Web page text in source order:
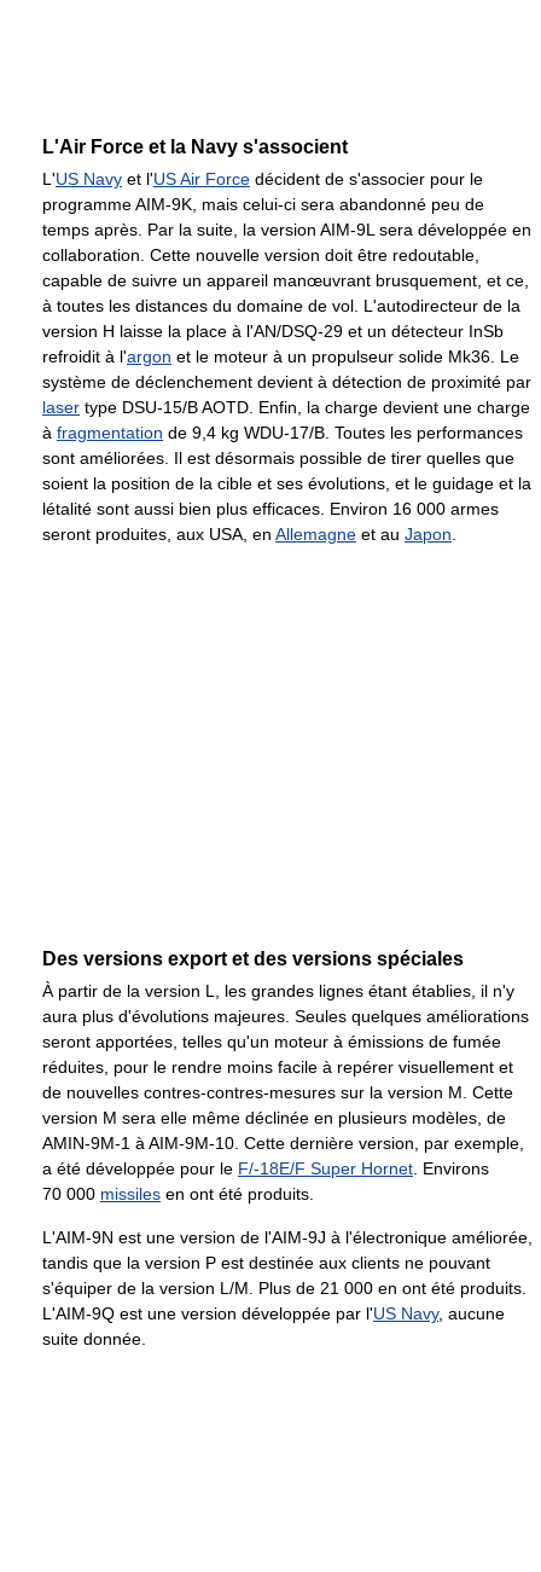
L'Air Force et la Navy s'associent
L'US Navy et l'US Air Force décident de s'associer pour le
programme AIM-9K, mais celui-ci sera abandonné peu de
temps après. Par la suite, la version AIM-9L sera développée en
collaboration. Cette nouvelle version doit être redoutable,
capable de suivre un appareil manœuvrant brusquement, et ce,
à toutes les distances du domaine de vol. L'autodirecteur de la
version H laisse la place à l'AN/DSQ-29 et un détecteur InSb
refroidit à l'argon et le moteur à un propulseur solide Mk36. Le
système de déclenchement devient à détection de proximité par
laser type DSU-15/B AOTD. Enfin, la charge devient une charge
à fragmentation de 9,4 kg WDU-17/B. Toutes les performances
sont améliorées. Il est désormais possible de tirer quelles que
soient la position de la cible et ses évolutions, et le guidage et la
létalité sont aussi bien plus efficaces. Environ 16 000 armes
seront produites, aux USA, en Allemagne et au Japon
Des versions export et des versions spéciales
À partir de la version L, les grandes lignes étant établies, il n'y
aura plus d'évolutions majeures. Seules quelques améliorations
seront apportées, telles qu'un moteur à émissions de fumée
réduites, pour le rendre moins facile à repérer visuellement et
de nouvelles contres-contres-mesures sur la version M. Cette
version M sera elle même déclinée en plusieurs modèles, de
AMIN-9M-1 à AIM-9M-10. Cette dernière version, par exemple,
a été développée pour le F/-18E/F Super Hornet . Environs
70 000 missiles en ont été produits.
L'AIM-9N est une version de l'AIM-9J à l'électronique améliorée,
tandis que la version P est destinée aux clients ne pouvant
s'équiper de la version L/M. Plus de 21 000 en ont été produits.
L'AIM-9Q est une version développée par l'US Navy, aucune
suite donnée.